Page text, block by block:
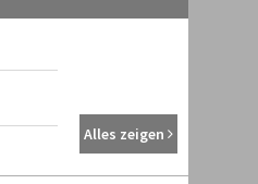
Alles zeigen